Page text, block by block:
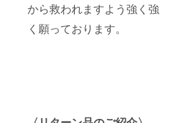
から救われますよう強く強
く願っております。